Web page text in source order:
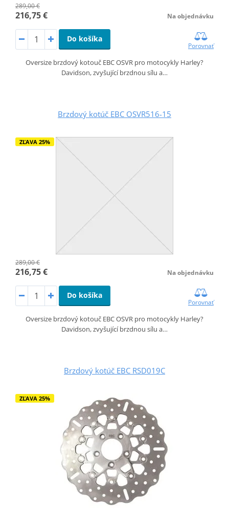
289,00 €
216,75 € Na objednávku
Do košíka
Porovnať
Oversize brzdový kotouč EBC OSVR pro motocykly Harley?
Davidson, zvyšující brzdnou sílu a…
Brzdový kotúč EBC OSVR516-15
ZĽAVA 25%
289,00 €
216,75 € Na objednávku
Do košíka
Porovnať
Oversize brzdový kotouč EBC OSVR pro motocykly Harley?
Davidson, zvyšující brzdnou sílu a…
Brzdový kotúč EBC RSD019C
ZĽAVA 25%